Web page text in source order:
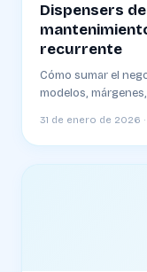
Dispensers
recurrente
Cómo sumar el
modelos,
31 de enero de 2026